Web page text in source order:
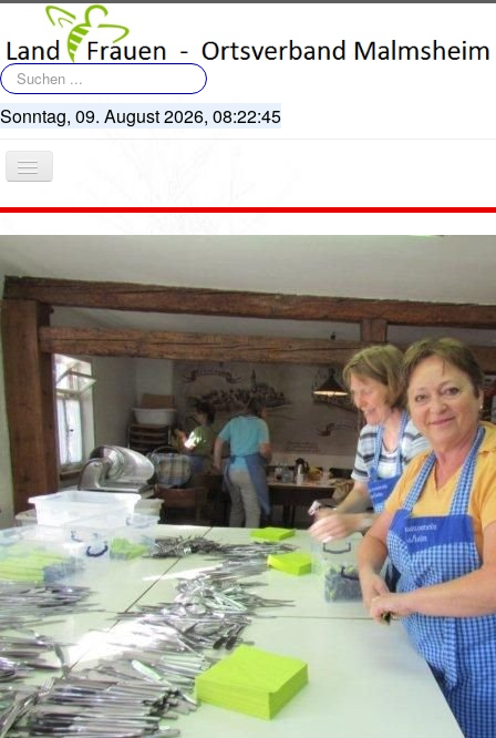
Suchen
...
Sonntag, 09. August 2026, 08:22:45
Navigation
an/aus
Startseite
Terminkalender
Artikel
Bildergalerie
Videos
Vorstand
Geschichte
Gästebuch
Mitgliederanmeldung
Kontakt